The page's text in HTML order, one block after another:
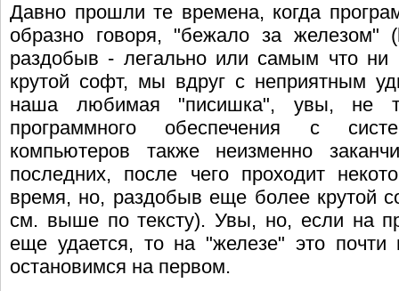
Давно прошли те времена, когда
образно говоря, "бежало за железом"
раздобыв - легально или самым что ни
крутой софт, мы вдруг с неприятным
наша любимая "писишка", увы, не
программного обеспечения с
компьютеров также неизменно
последних, после чего проходит
время, но, раздобыв еще более крутой
см. выше по тексту). Увы, но, если на
еще удается, то на "железе" это
остановимся на первом.